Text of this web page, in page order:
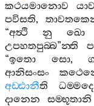
කථයමානොව
යාව
පවිසති,
“අත්‍ථි නු ඛො
උපහතපුබ‍්බ”න‍්ති
“ඉතො සො,
ආනිසංසං
අඩ‍්ඪානීති
දානෙන
සම‍්භූතානි